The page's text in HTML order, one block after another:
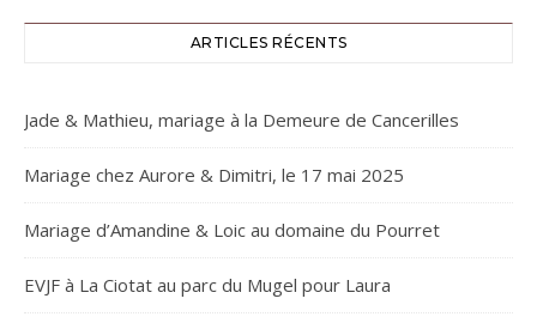
ARTICLES RÉCENTS
Jade & Mathieu, mariage à la Demeure de Cancerilles
Mariage chez Aurore & Dimitri, le 17 mai 2025
Mariage d’Amandine & Loic au domaine du Pourret
EVJF à La Ciotat au parc du Mugel pour Laura